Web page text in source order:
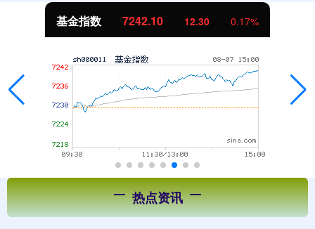
基金指数 7242.10 12.30 0.17%
热点资讯